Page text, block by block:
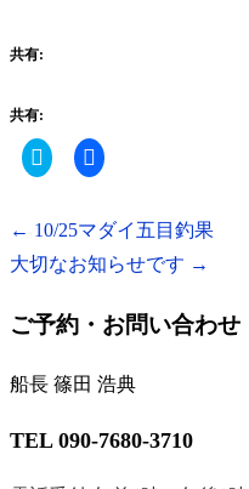
共有:
共有:
ク
リ
て
で
共
(新
し
ィ
ン
で
開
Facebook
で
す
る
は
ッ
ク
く
だ
(新
し
← 10/25マダイ五目釣果
大切なお知らせです →
ご予約・お問い合わせ
船長 篠田 浩典
TEL 090-7680-3710